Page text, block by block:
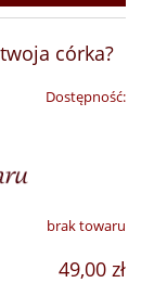
córka?
Dostępność:
brak towaru
49,00 zł